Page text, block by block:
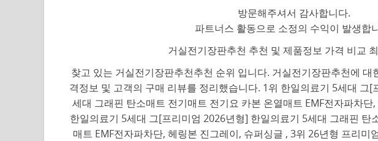
방문해주셔서 감사합니다.
파트너스 활동으로 소정의 수익이 발생합
거실전기장판추천 추천 및 제품정보 가격 비교
찾고 있는 거실전기장판추천추천 순위 입니다. 거실전기장판추천에 대
격정보 및 고객의 구매 리뷰를 정리했습니다. 1위 한일의료기 5세대 그
세대 그래핀 탄소매트 전기매트 전기요 카본 온열매트 EMF전자파차단
한일의료기 5세대 그[프리미엄 2026년형] 한일의료기 5세대 그래핀 탄
매트 EMF전자파차단, 헤링본 진그레이, 슈퍼싱글 , 3위 26년형 프리미